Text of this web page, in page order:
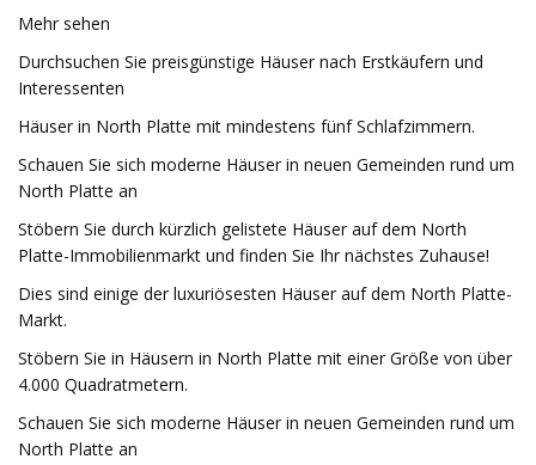
Mehr sehen
Durchsuchen Sie preisgünstige Häuser nach Erstkäufern und
Interessenten
Häuser in North Platte mit mindestens fünf Schlafzimmern.
Schauen Sie sich moderne Häuser in neuen Gemeinden rund um
North Platte an
Stöbern Sie durch kürzlich gelistete Häuser auf dem North
Platte-Immobilienmarkt und finden Sie Ihr nächstes Zuhause!
Dies sind einige der luxuriösesten Häuser auf dem North Platte-
Markt.
Stöbern Sie in Häusern in North Platte mit einer Größe von über
4.000 Quadratmetern.
Schauen Sie sich moderne Häuser in neuen Gemeinden rund um
North Platte an